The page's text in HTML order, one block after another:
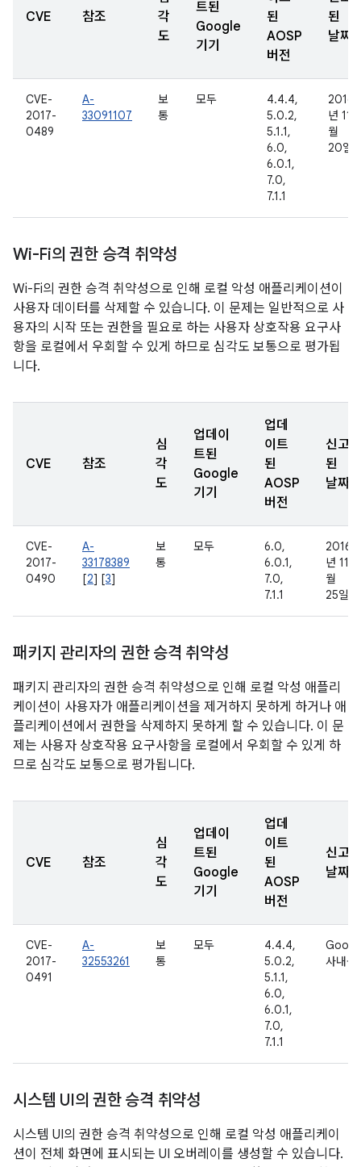
CVE 참조
각
도
트된
Google
기기
된
AOSP
버전
된
날짜
CVE-
2017-
0489
A-
33091107
보
통
모두
4.4.4,
5.0.2,
5.1.1,
6.0,
6.0.1,
7.0,
7.1.1
2016
년 11
월
20일
Wi-Fi의 권한 승격 취약성
Wi-Fi의 권한 승격 취약성으로 인해 로컬 악성 애플리케이션이
사용자 데이터를 삭제할 수 있습니다. 이 문제는 일반적으로 사
용자의 시작 또는 권한을 필요로 하는 사용자 상호작용 요구사
항을 로컬에서 우회할 수 있게 하므로 심각도 보통으로 평가됩
니다.
CVE 참조
심
각
도
업데이
트된
Google
기기
업데
이트
된
AOSP
버전
신고
된
날짜
CVE-
2017-
0490
A-
33178389
[2] [3]
보
통
모두
6.0,
6.0.1,
7.0,
7.1.1
2016
년 11
월
25일
패키지 관리자의 권한 승격 취약성
패키지 관리자의 권한 승격 취약성으로 인해 로컬 악성 애플리
케이션이 사용자가 애플리케이션을 제거하지 못하게 하거나 애
플리케이션에서 권한을 삭제하지 못하게 할 수 있습니다. 이 문
제는 사용자 상호작용 요구사항을 로컬에서 우회할 수 있게 하
므로 심각도 보통으로 평가됩니다.
CVE 참조
심
각
도
업데이
트된
Google
기기
업데
이트
된
AOSP
버전
신고된
날짜
CVE-
2017-
0491
A-
32553261
보
통
모두
4.4.4,
5.0.2,
5.1.1,
6.0,
6.0.1,
7.0,
7.1.1
사내용
시스템 UI의 권한 승격 취약성
시스템 UI의 권한 승격 취약성으로 인해 로컬 악성 애플리케이
션이 전체 화면에 표시되는 UI 오버레이를 생성할 수 있습니다.